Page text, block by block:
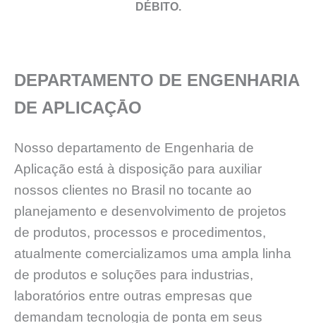
DÉBITO.
DEPARTAMENTO DE ENGENHARIA
DE APLICAÇĀO
Nosso departamento de Engenharia de
Aplicação está à disposição para auxiliar
nossos clientes no Brasil no tocante ao
planejamento e desenvolvimento de projetos
de produtos, processos e procedimentos,
atualmente comercializamos uma ampla linha
de produtos e soluções para industrias,
laboratórios entre outras empresas que
demandam tecnologia de ponta em seus